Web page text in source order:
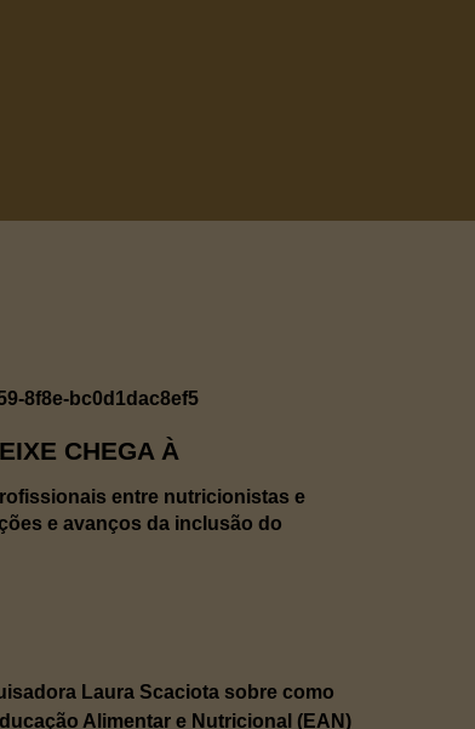
CHEGA À
entre nutricionistas e
e avanços da inclusão do